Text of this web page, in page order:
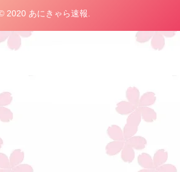
2020 あにきゃら速報.